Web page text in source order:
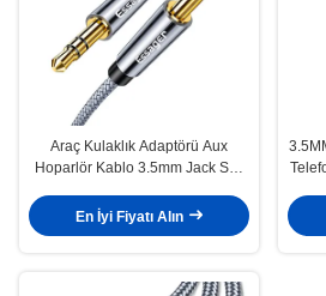
Araç Kulaklık Adaptörü Aux
Hoparlör Kablo 3.5mm Jack Ses
To Jack
En İyi Fiyatı Alın